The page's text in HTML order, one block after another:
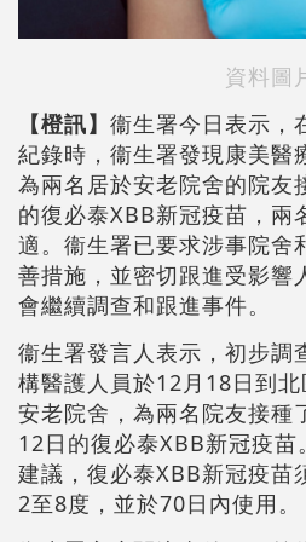
資料圖
【橙訊】 衞生署今日表示，
紀錄時，衞生署發現康美醫
為兩名居於安老院舍的院友
的復必泰XBB新冠疫苗，兩
適。衞生署已要求涉事院舍
善措施，並密切跟進受影響
會繼續調查和跟進事件。
衞生署發言人表示，初步調
構醫護人員於12月18日到
安老院舍，為兩名院友接種
12日的復必泰XBB新冠疫
建議，復必泰XBB新冠疫苗
2至8度，並於70日內使用。